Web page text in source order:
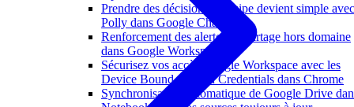
Prendre des décisions d'équipe devient simple avec
Polly dans Google Chat
Renforcement des alertes de partage hors domaine
dans Google Workspace
Sécurisez vos accès Google Workspace avec les
Device Bound Session Credentials dans Chrome
Synchronisation automatique de Google Drive